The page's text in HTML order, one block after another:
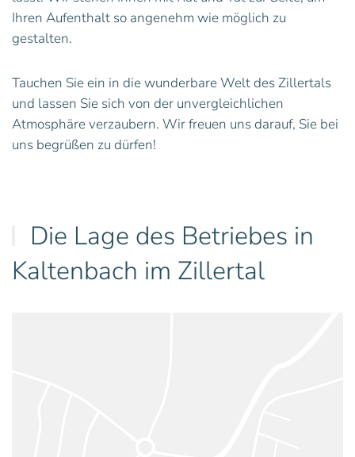
Ihren Aufenthalt so angenehm wie möglich zu
gestalten.
Tauchen Sie ein in die wunderbare Welt des Zillertals
und lassen Sie sich von der unvergleichlichen
Atmosphäre verzaubern. Wir freuen uns darauf, Sie bei
uns begrüßen zu dürfen!
Die Lage des Betriebes in
Kaltenbach im Zillertal